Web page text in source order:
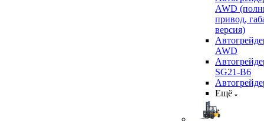
AWD
привод,
версия)
AWD
SG21-B6
Ещё